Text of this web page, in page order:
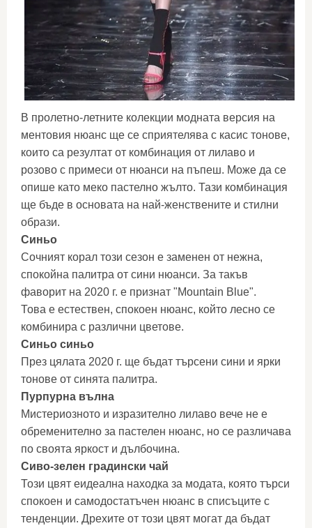
В пролетно-летните колекции модната версия на
ментовия нюанс ще се сприятелява с касис тонове,
които са резултат от комбинация от лилаво и
розово с примеси от нюанси на пъпеш. Може да се
опише като меко пастелно жълто. Тази комбинация
ще бъде в основата на най-женствените и стилни
образи.
Синьо
Сочният корал този сезон е заменен от нежна,
спокойна палитра от сини нюанси. За такъв
фаворит на 2020 г. е признат "Mountain Blue".
Това е естествен, спокоен нюанс, който лесно се
комбинира с различни цветове.
Синьо синьо
През цялата 2020 г. ще бъдат търсени сини и ярки
тонове от синята палитра.
Пурпурна вълна
Мистериозното и изразително лилаво вече не е
обременително за пастелен нюанс, но се различава
по своята яркост и дълбочина.
Сиво-зелен градински чай
Този цвят еидеална находка за модата, която търси
спокоен и самодостатъчен нюанс в списъците с
тенденции. Дрехите от този цвят могат да бъдат